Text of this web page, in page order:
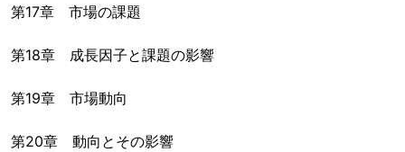
第17章 市場の課題
第18章 成長因子と課題の影響
第19章 市場動向
第20章 動向とその影響